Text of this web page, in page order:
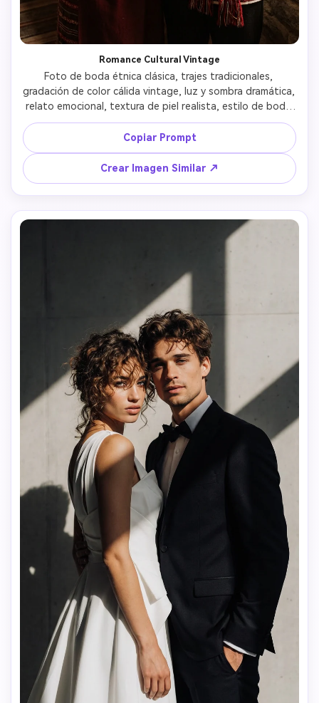
Romance Cultural Vintage
Foto de boda étnica clásica, trajes tradicionales,
gradación de color cálida vintage, luz y sombra dramática,
relato emocional, textura de piel realista, estilo de boda
cinematográfica
Copiar Prompt
Crear Imagen Similar ↗